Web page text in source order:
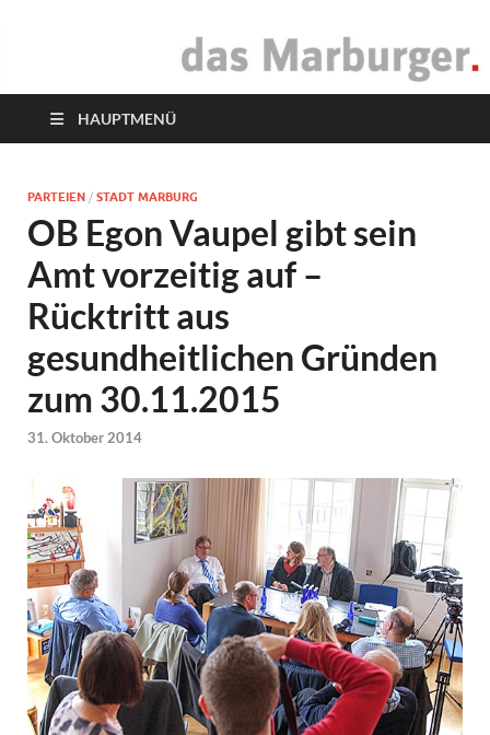
das Marburger.
HAUPTMENÜ
PARTEIEN / STADT MARBURG
OB Egon Vaupel gibt sein
Amt vorzeitig auf –
Rücktritt aus
gesundheitlichen Gründen
zum 30.11.2015
31. Oktober 2014